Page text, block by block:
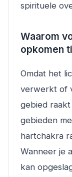
spirituele
Waarom
opkomen
Omdat het
verwerkt of
gebied
gebieden
hartchakra
Wanneer je
kan